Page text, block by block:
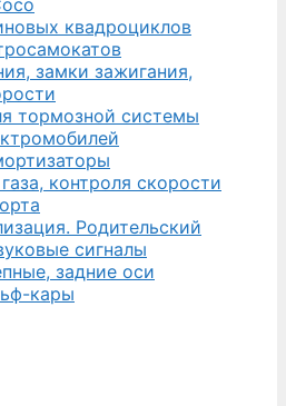
квадроциклов
замки зажигания,
тормозной системы
контроля скорости
Родительский
сигналы
задние оси
кары